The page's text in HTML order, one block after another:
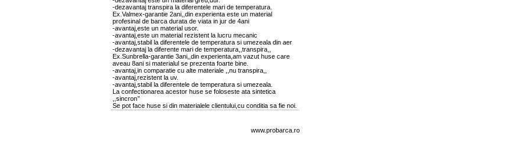
-dezavantaj transpira la diferentele mari de temperatura.
Ex.Valmex-garantie 2ani,,din experienta este un material
profesinal de barca durata de viata in jur de 4ani
-avantaj,este un material usor.
-avantaj,este un material rezistent la lucru mecanic
-avantaj,stabil la diferentele de temperatura si umezeala din aer
-dezavantaj la diferente mari de temperatura,,transpira,,
Ex.Sunbrella-garantie 3ani,,din experienta,am vazut huse care
aveau 8ani si materialul se prezenta foarte bine.
-avantaj,in comparatie cu alte materiale ,,nu transpira,,
-avantaj,rezistent la uv.
-avantaj,stabil la diferentele de temperatura si umezeala.
La confectionarea acestor huse se foloseste ata sintetica
,,sincron’’
Se pot face huse si din materialele clientului,cu conditia sa fie noi.
www.probarca.ro